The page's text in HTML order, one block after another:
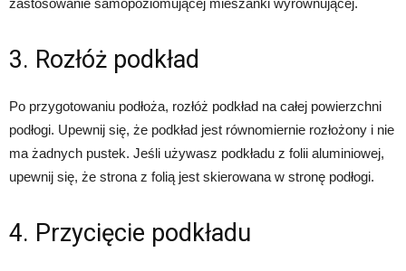
zastosowanie samopoziomującej mieszanki wyrównującej.
3. Rozłóż podkład
Po przygotowaniu podłoża, rozłóż podkład na całej powierzchni
podłogi. Upewnij się, że podkład jest równomiernie rozłożony i nie
ma żadnych pustek. Jeśli używasz podkładu z folii aluminiowej,
upewnij się, że strona z folią jest skierowana w stronę podłogi.
4. Przycięcie podkładu